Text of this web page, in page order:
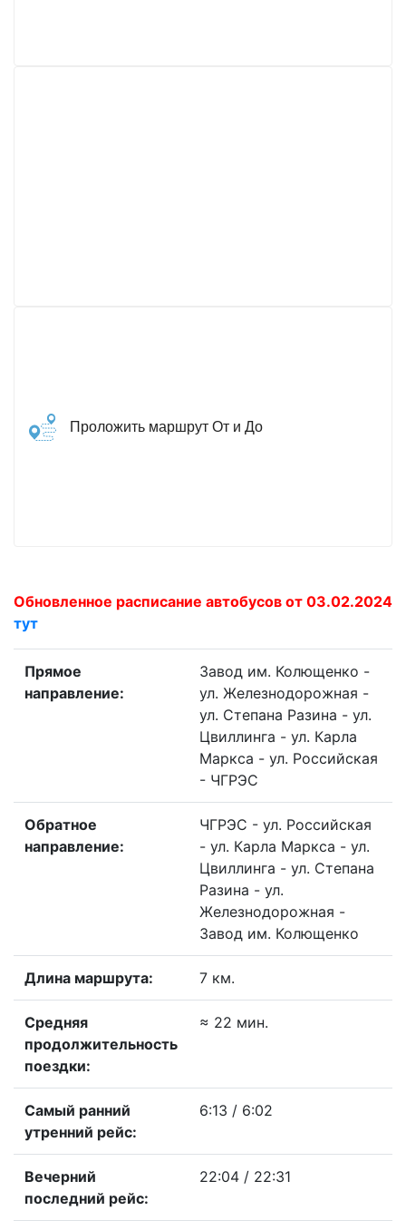
Проложить маршрут От и До
Обновленное расписание автобусов от 03.02.2024
тут
Прямое
направление:
Завод им. Колющенко -
ул. Железнодорожная -
ул. Степана Разина - ул.
Цвиллинга - ул. Карла
Маркса - ул. Российская
- ЧГРЭС
Обратное
направление:
ЧГРЭС - ул. Российская
- ул. Карла Маркса - ул.
Цвиллинга - ул. Степана
Разина - ул.
Железнодорожная -
Завод им. Колющенко
Длина маршрута: 7 км.
Средняя
продолжительность
поездки:
≈ 22 мин.
Самый ранний
утренний рейс:
6:13 / 6:02
Вечерний
последний рейс:
22:04 / 22:31